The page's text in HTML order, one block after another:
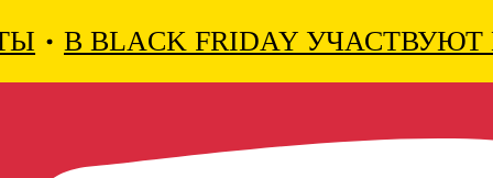
ХОЧУ ЕЩЕ БОЛЬШЕ!
В BLACK FRIDAY УЧАСТВУЮТ